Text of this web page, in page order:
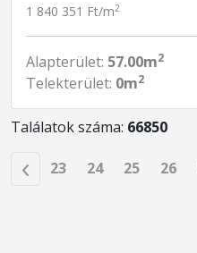
1 840 351 Ft/m2
Alapterület: 57.00m2
Telekterület: 0m2
Találatok száma: 66850
23 24 25 26